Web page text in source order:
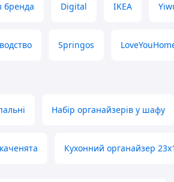
бренда Digital IKEA
Springos
Набір органайзерів у шафу
Кухонний органайзер